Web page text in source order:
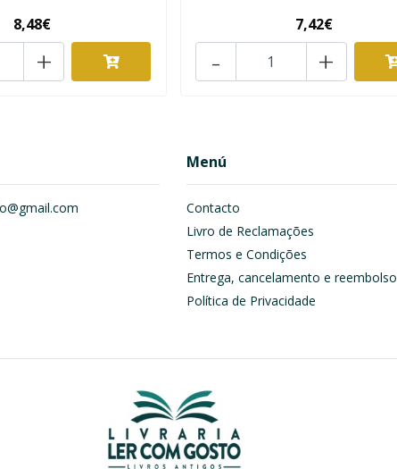
8,48€
+
7,42€
+
-
Menú
Contacto
Livro de Reclamações
Termos e Condições
Entrega, cancelamento e reembolso
Política de Privacidade